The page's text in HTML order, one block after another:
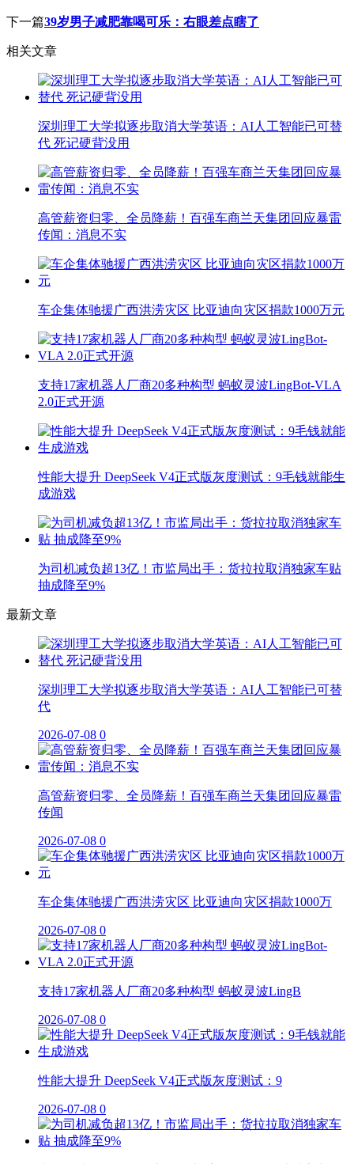
下一篇39岁男子减肥靠喝可乐：右眼差点瞎了
相关文章
深圳理工大学拟逐步取消大学英语：AI人工智能已可替
代 死记硬背没用
高管薪资归零、全员降薪！百强车商兰天集团回应暴雷
传闻：消息不实
车企集体驰援广西洪涝灾区 比亚迪向灾区捐款1000万元
支持17家机器人厂商20多种构型 蚂蚁灵波LingBot-VLA
2.0正式开源
性能大提升 DeepSeek V4正式版灰度测试：9毛钱就能生
成游戏
为司机减负超13亿！市监局出手：货拉拉取消独家车贴
抽成降至9%
最新文章
深圳理工大学拟逐步取消大学英语：AI人工智能已可替
代
2026-07-08 0
高管薪资归零、全员降薪！百强车商兰天集团回应暴雷
传闻
2026-07-08 0
车企集体驰援广西洪涝灾区 比亚迪向灾区捐款1000万
2026-07-08 0
支持17家机器人厂商20多种构型 蚂蚁灵波LingB
2026-07-08 0
性能大提升 DeepSeek V4正式版灰度测试：9
2026-07-08 0